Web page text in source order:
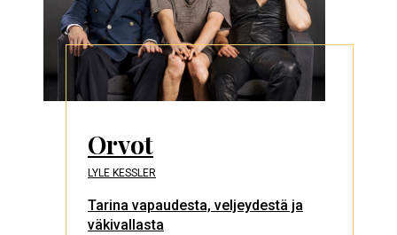
Orvot
LYLE KESSLER
Tarina vapaudesta, veljeydestä ja
väkivallasta